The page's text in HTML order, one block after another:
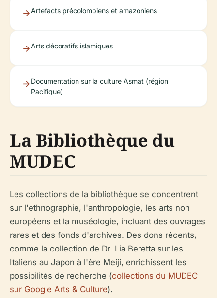
Artefacts précolombiens et amazoniens
Arts décoratifs islamiques
Documentation sur la culture Asmat (région
Pacifique)
La Bibliothèque du
MUDEC
Les collections de la bibliothèque se concentrent
sur l'ethnographie, l'anthropologie, les arts non
européens et la muséologie, incluant des ouvrages
rares et des fonds d'archives. Des dons récents,
comme la collection de Dr. Lia Beretta sur les
Italiens au Japon à l'ère Meiji, enrichissent les
possibilités de recherche (collections du MUDEC
sur Google Arts & Culture).